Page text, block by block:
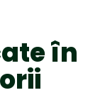
în